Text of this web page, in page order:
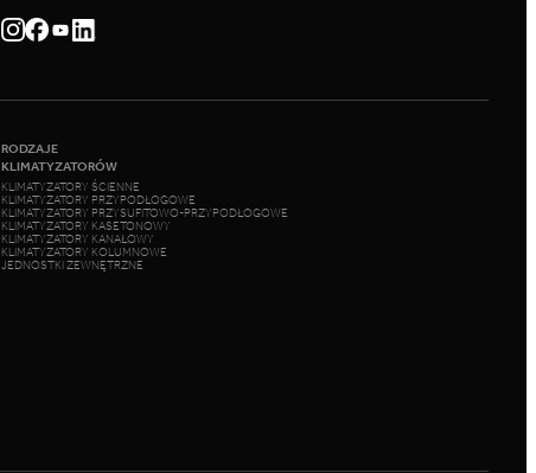
RODZAJE
KLIMATYZATORÓW
KLIMATYZATORY ŚCIENNE
KLIMATYZATORY PRZYPODŁOGOWE
KLIMATYZATORY PRZYSUFITOWO-PRZYPODŁOGOWE
KLIMATYZATORY KASETONOWY
KLIMATYZATORY KANAŁOWY
KLIMATYZATORY KOLUMNOWE
JEDNOSTKI ZEWNĘTRZNE